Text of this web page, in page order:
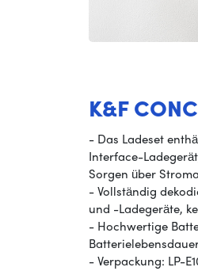
K&F
- Das Ladeset
Interface-
Sorgen über
- Vollständig
und -Ladegeräte,
- Hochwertige
- Verpackung: LP-